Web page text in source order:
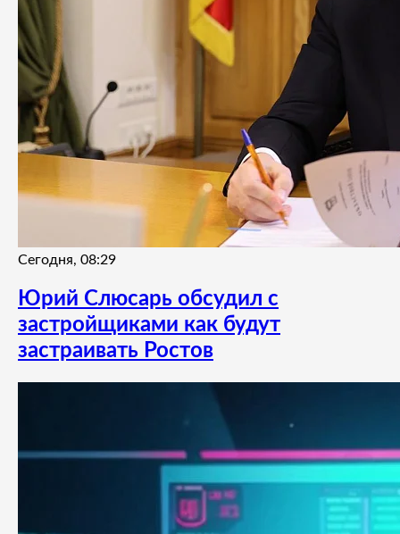
Сегодня, 08:29
Юрий Слюсарь обсудил с
застройщиками как будут
застраивать Ростов